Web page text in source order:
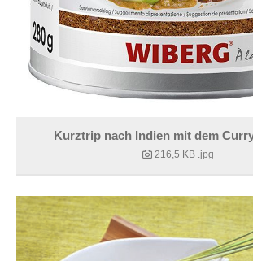
Kurztrip nach Indien mit dem
216,5 KB .jpg